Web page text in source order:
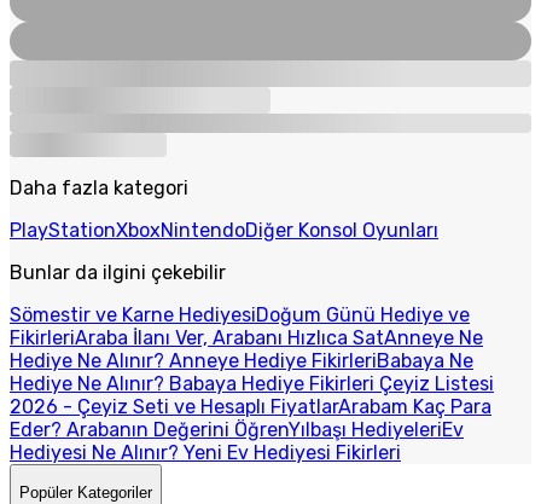
Daha fazla kategori
PlayStationXboxNintendoDiğer Konsol Oyunları
Bunlar da ilgini çekebilir
Sömestir ve Karne HediyesiDoğum Günü Hediye ve
FikirleriAraba İlanı Ver, Arabanı Hızlıca SatAnneye Ne
Hediye Ne Alınır? Anneye Hediye FikirleriBabaya Ne
Hediye Ne Alınır? Babaya Hediye Fikirleri Çeyiz Listesi
2026 - Çeyiz Seti ve Hesaplı FiyatlarArabam Kaç Para
Eder? Arabanın Değerini ÖğrenYılbaşı HediyeleriEv
Hediyesi Ne Alınır? Yeni Ev Hediyesi Fikirleri
Popüler Kategoriler